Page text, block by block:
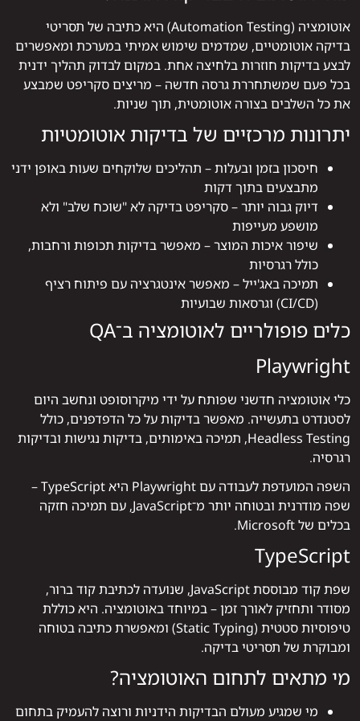
אוטומציה (Automation Testing) היא כתיבה של תסריטי
בדיקה אוטומטיים, שמדמים שימוש אמיתי במערכת ומאפשרים
לבצע בדיקות חוזרות בלחיצה אחת. במקום לבדוק תהליך ידנית
בכל פעם שמשתחררת גרסה חדשה – מריצים סקריפט שמבצע
את כל השלבים בצורה אוטומטית, תוך שניות.
יתרונות מרכזיים של בדיקות אוטומטיות
חיסכון בזמן ובעלות – תהליכים שלוקחים שעות באופן ידני
מתבצעים בתוך דקות
דיוק גבוה יותר – סקריפט בדיקה לא "שוכח שלב" ולא
מושפע מעייפות
שיפור איכות המוצר – מאפשר בדיקות תכופות ורחבות,
כולל רגרסיות
תמיכה באג'ייל – מאפשר אינטגרציה עם פיתוח רציף
(CI/CD) וגרסאות שבועיות
כלים פופולריים לאוטומציה ב־QA
Playwright
כלי אוטומציה חדשני שפותח על ידי מיקרוסופט ונחשב היום
לסטנדרט בתעשייה. מאפשר בדיקות על כל הדפדפנים, כולל
Headless Testing, תמיכה באימותים, בדיקות נגישות ובדיקות
רגרסיה.
השפה המועדפת לעבודה עם Playwright היא TypeScript –
שפה מודרנית ובטוחה יותר מ־JavaScript, עם תמיכה חזקה
בכלים של Microsoft.
TypeScript
שפת קוד מבוססת JavaScript, שנועדה לכתיבת קוד ברור,
מסודר ותחזיק לאורך זמן – במיוחד באוטומציה. היא כוללת
טיפוסיות סטטית (Static Typing) ומאפשרת כתיבה בטוחה
ומבוקרת של תסריטי בדיקה.
מי מתאים לתחום האוטומציה?
מי שמגיע מעולם הבדיקות הידניות ורוצה להעמיק בתחום